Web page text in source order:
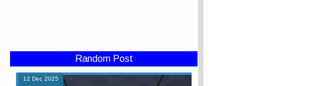
Random Post
12 Dec 2025